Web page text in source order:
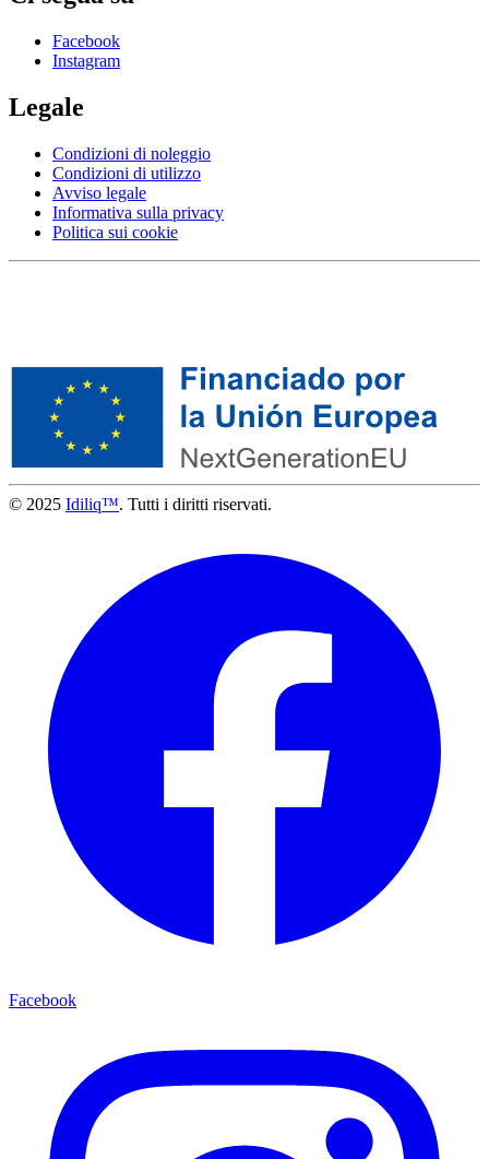
Facebook
Instagram
Legale
Condizioni di noleggio
Condizioni di utilizzo
Avviso legale
Informativa sulla privacy
Politica sui cookie
© 2025 Idiliq™. Tutti i diritti riservati.
Facebook